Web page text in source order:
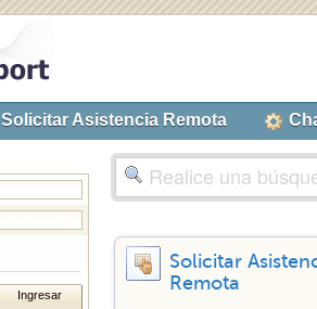
Solicitar Asistencia Remota
Solicitar
Remota